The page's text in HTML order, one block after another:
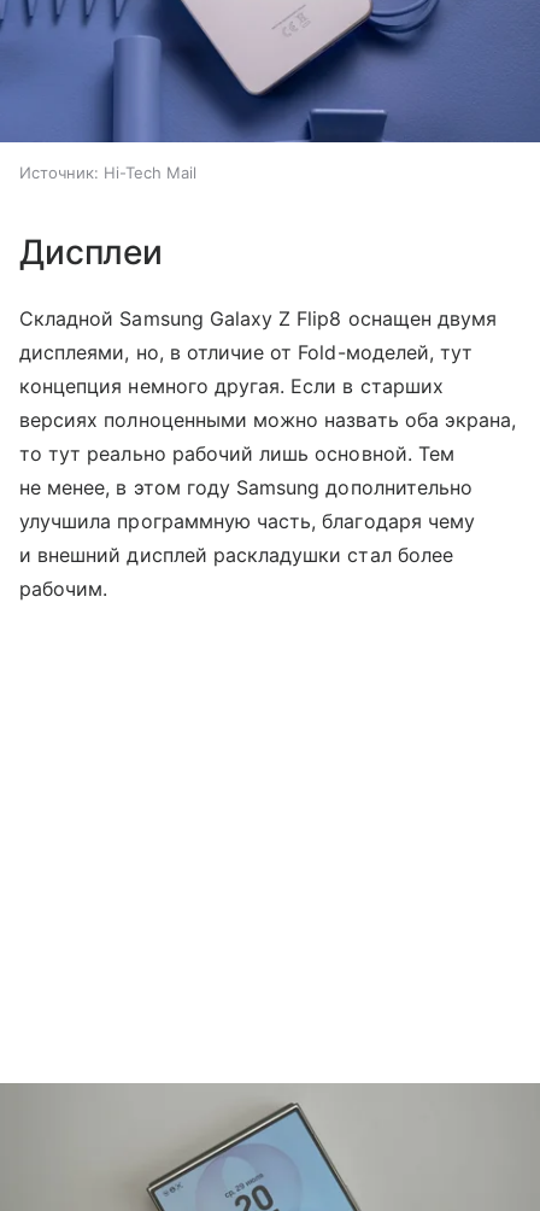
Источник: Hi-Tech Mail
Дисплеи
Складной Samsung Galaxy Z Flip8 оснащен двумя
дисплеями, но, в отличие от Fold-моделей, тут
концепция немного другая. Если в старших
версиях полноценными можно назвать оба экрана,
то тут реально рабочий лишь основной. Тем
не менее, в этом году Samsung дополнительно
улучшила программную часть, благодаря чему
и внешний дисплей раскладушки стал более
рабочим.